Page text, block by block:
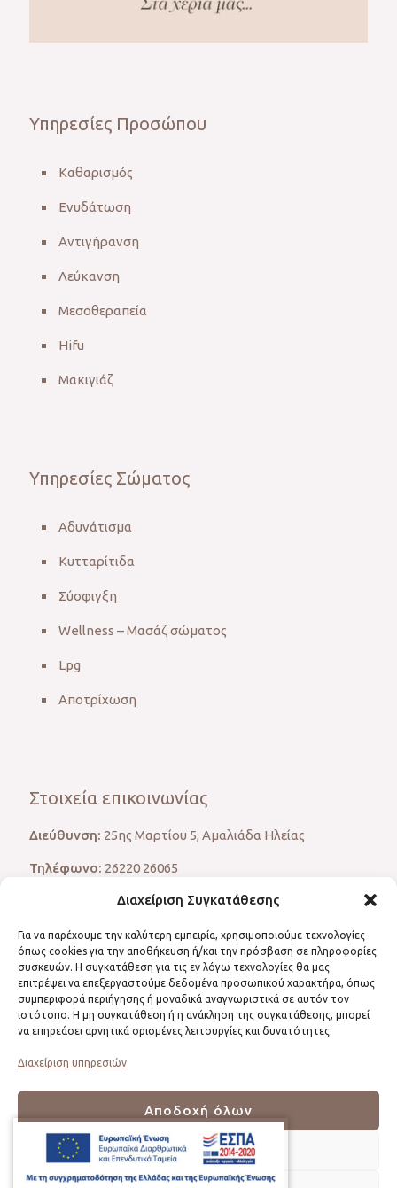
Διαχείριση Συγκατάθεσης
Για να παρέχουμε την καλύτερη εμπειρία, χρησιμοποιούμε τεχνολογίες
όπως cookies για την αποθήκευση ή/και την πρόσβαση σε πληροφορίες
συσκευών. Η συγκατάθεση για τις εν λόγω τεχνολογίες θα μας
επιτρέψει να επεξεργαστούμε δεδομένα προσωπικού χαρακτήρα, όπως
συμπεριφορά περιήγησης ή μοναδικά αναγνωριστικά σε αυτόν τον
ιστότοπο. Η μη συγκατάθεση ή η ανάκληση της συγκατάθεσης, μπορεί
να επηρεάσει αρνητικά ορισμένες λειτουργίες και δυνατότητες.
Διαχείριση υπηρεσιών
Αποδοχή όλων
Δεν αποδέχομαι
Υπηρεσίες Προσώπου
Καθαρισμός
Ενυδάτωση
Αντιγήρανση
Λεύκανση
Μεσοθεραπεία
Hifu
Μακιγιάζ
Υπηρεσίες Σώματος
Αδυνάτισμα
Κυτταρίτιδα
Σύσφιγξη
Wellness – Μασάζ σώματος
Lpg
Αποτρίχωση
Στοιχεία επικοινωνίας
Διεύθυνση: 25ης Μαρτίου 5, Αμαλιάδα Ηλείας
Τηλέφωνο: 26220 26065
Δευτέρα – Παρασκευή: 10.00 – 21.00 (κατόπιν
E-mail:info@stavropoulou.gr
Καλλιόπη Σταυροπούλου
Αισθητικός, Μακιγιέρ, Visagistin
Αισθητική Προσώπου - Σώματος
Αδυνάτισμα
Μακιγιάζ